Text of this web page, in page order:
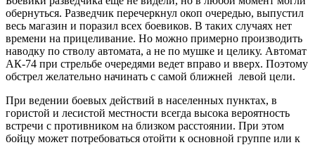
обернуться. Разведчик перечеркнул окоп очередью, выпустил
весь магазин и поразил всех боевиков. В таких случаях нет
времени на прицеливание. Но можно примерно производить
наводку по стволу автомата, а не по мушке и целику. Автомат
АК-74 при стрельбе очередями ведет вправо и вверх. Поэтому
обстрел желательно начинать с самой ближней левой цели.
При ведении боевых действий в населенных пунктах, в
гористой и лесистой местности всегда высока вероятность
встречи с противником на близком расстоянии. При этом
бойцу может потребоваться отойти к основной группе или к